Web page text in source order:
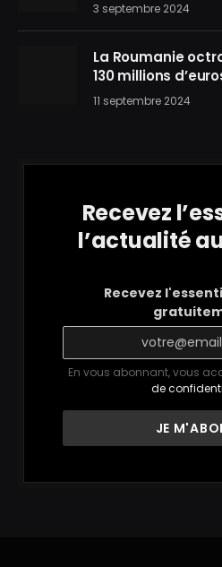
3 septembre 2024
La Roumanie
130 millions
11 septembre 2024
Recevez
l’actualité
Recevez
En vous abonnant, vous
de